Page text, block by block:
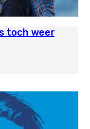
toch weer